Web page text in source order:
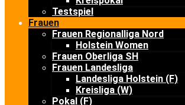
Testspiel
Frauen
Frauen Regionalliga Nord
Holstein Women
Frauen Oberliga SH
Frauen Landesliga
Landesliga Holstein (F)
Kreisliga (W)
Pokal (F)